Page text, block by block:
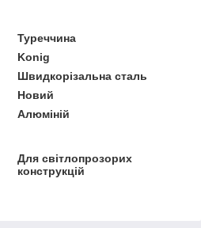
Туреччина
Konig
Швидкорізальна сталь
Новий
Алюміній
Для світлопрозорих
конструкцій